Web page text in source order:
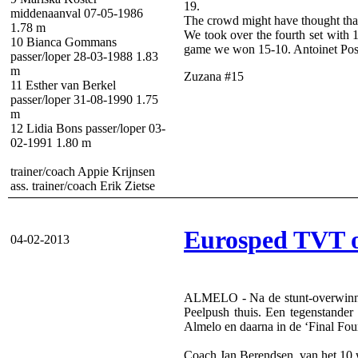
middenaanval 07-05-1986
1.78 m
10 Bianca Gommans
passer/loper 28-03-1988 1.83
m
11 Esther van Berkel
passer/loper 31-08-1990 1.75
m
12 Lidia Bons passer/loper 03-
02-1991 1.80 m
trainer/coach Appie Krijnsen
ass. trainer/coach Erik Zietse
19.
The crowd might have thought
We took over the fourth set with
game we won 15-10. Antoinet
Zuzana #15
04-02-2013 Eurosped TVT
ALMELO - Na de stunt-
Peelpush thuis. Een
Almelo en daarna in de ‘Final